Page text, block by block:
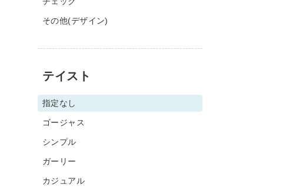
その他(デザイン)
テイスト
指定なし
ゴージャス
シンプル
ガーリー
カジュアル